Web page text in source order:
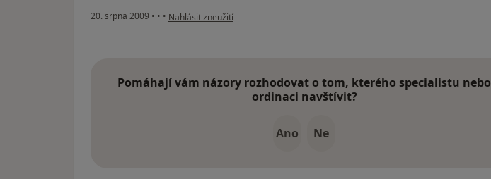
20. srpna 2009 • • • podle názoru uživatele Pacient
Nahlásit zneužití
Pomáhají vám názory rozhodovat o tom, kterého specialistu nebo
ordinaci navštívit?
Ano Ne